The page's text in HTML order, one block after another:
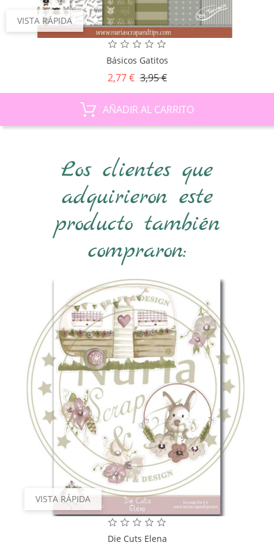
VISTA RÁPIDA
Básicos Gatitos
2,77 € Precio
3,95 €Precio
AÑADIR AL CARRITO
Los clientes que
adquirieron este
producto también
compraron:
VISTA RÁPIDA
Die Cuts Elena